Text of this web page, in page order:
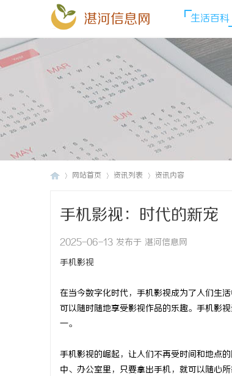
湛河信息网 生活百科
网站首页 资讯列表 资讯内容
手机影视：时代的新宠
2025-06-13 发布于 湛河信息网
手机影视
在当今数字化时代，手机影视成为了人们生
可以随时随地享受影视作品的乐趣。手机影
一。
手机影视的崛起，让人们不再受时间和地点
中、办公室里，只要拿出手机，就可以随心